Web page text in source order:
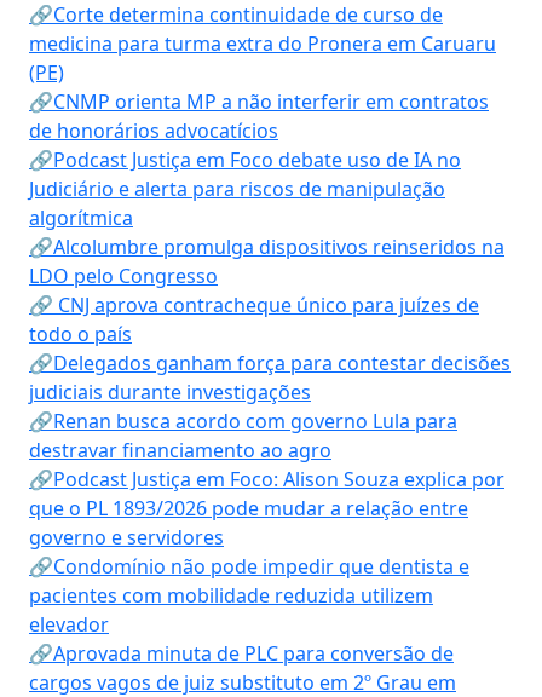
🔗Corte determina continuidade de curso de
medicina para turma extra do Pronera em Caruaru
(PE)
🔗CNMP orienta MP a não interferir em contratos
de honorários advocatícios
🔗Podcast Justiça em Foco debate uso de IA no
Judiciário e alerta para riscos de manipulação
algorítmica
🔗Alcolumbre promulga dispositivos reinseridos na
LDO pelo Congresso
🔗 CNJ aprova contracheque único para juízes de
todo o país
🔗Delegados ganham força para contestar decisões
judiciais durante investigações
🔗Renan busca acordo com governo Lula para
destravar financiamento ao agro
🔗Podcast Justiça em Foco: Alison Souza explica por
que o PL 1893/2026 pode mudar a relação entre
governo e servidores
🔗Condomínio não pode impedir que dentista e
pacientes com mobilidade reduzida utilizem
elevador
🔗Aprovada minuta de PLC para conversão de
cargos vagos de juiz substituto em 2º Grau em